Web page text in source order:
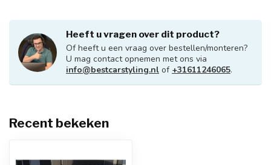
Heeft u vragen over dit product?
Of heeft u een vraag over bestellen/monteren?
U mag contact opnemen met ons via
info@bestcarstyling.nl of +31611246065.
Recent bekeken